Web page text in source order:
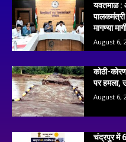
यवतमाळ :
पालकमंत्री
मागण्या
August 6,
कोठी-
पर हमला,
August 6,
चंद्रपुर में